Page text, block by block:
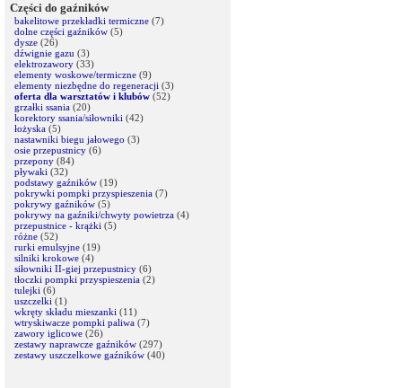
Części do gaźników
bakelitowe przekładki termiczne (7)
dolne części gaźników (5)
dysze (26)
dźwignie gazu (3)
elektrozawory (33)
elementy woskowe/termiczne (9)
elementy niezbędne do regeneracji (3)
oferta dla warsztatów i klubów (52)
grzałki ssania (20)
korektory ssania/siłowniki (42)
łożyska (5)
nastawniki biegu jałowego (3)
osie przepustnicy (6)
przepony (84)
pływaki (32)
podstawy gaźników (19)
pokrywki pompki przyspieszenia (7)
pokrywy gaźników (5)
pokrywy na gaźniki/chwyty powietrza (4)
przepustnice - krążki (5)
różne (52)
rurki emulsyjne (19)
silniki krokowe (4)
siłowniki II-giej przepustnicy (6)
tłoczki pompki przyspieszenia (2)
tulejki (6)
uszczelki (1)
wkręty składu mieszanki (11)
wtryskiwacze pompki paliwa (7)
zawory iglicowe (26)
zestawy naprawcze gaźników (297)
zestawy uszczelkowe gaźników (40)